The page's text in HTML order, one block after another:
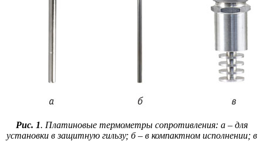
Рис. 1. Платиновые термометры сопротивления: а – для
установки в защитную гильзу; б – в компактном исполнении; в